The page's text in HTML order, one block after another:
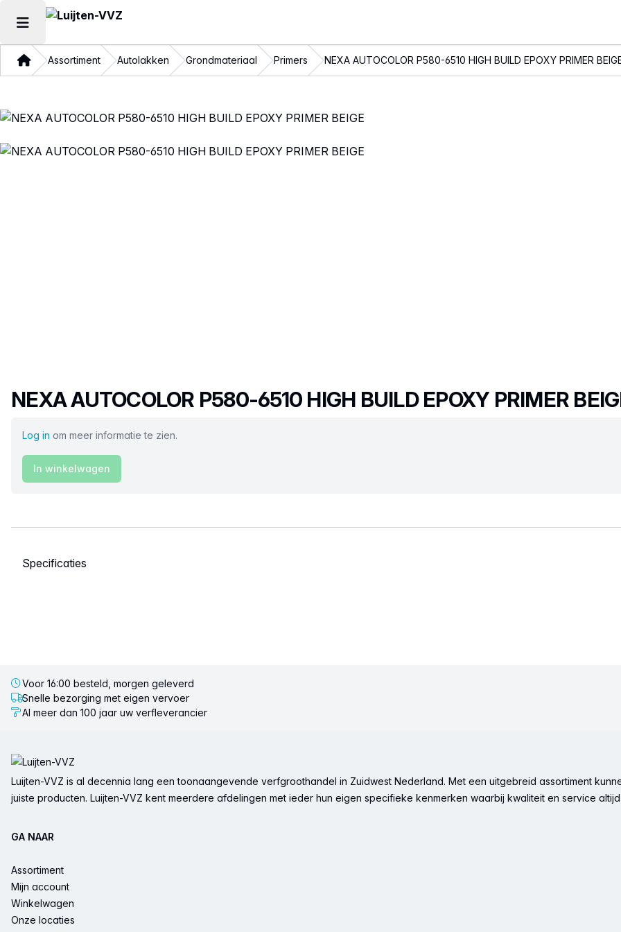
Hoofdmenu openen
ThuisAssortiment Autolakken Grondmateriaal Primers NEXA AUTOCOLOR P580-6510 HIGH BUILD EPOXY PRIMER
Productnaam
NEXA AUTOCOLOR P580-6510 HIGH BUILD EPOXY PRIMER
Log in om meer informatie te zien.
In winkelwagen
Selecteer een tabblad
Voor 16:00 besteld, morgen geleverd
Snelle bezorging met eigen vervoer
Al meer dan 100 jaar uw verfleverancier
Luijten-VVZ is al decennia lang een toonaangevende verfgroothandel in Zuidwest Nederland. Met een uitgebreid assortiment
juiste producten. Luijten-VVZ kent meerdere afdelingen met ieder hun eigen specifieke kenmerken waarbij kwaliteit en service
GA NAAR
Assortiment
Mijn account
Winkelwagen
Onze locaties